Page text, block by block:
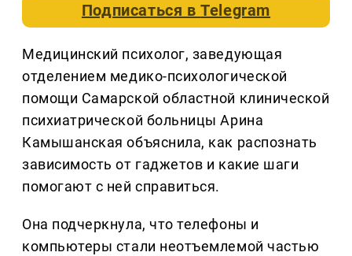
Подписаться вTelegram
Медицинский психолог, заведующая
отделением медико-психологической
помощи Самарской областной клинической
психиатрической больницы Арина
Камышанская объяснила, как распознать
зависимость от гаджетов и какие шаги
помогают с ней справиться.
Она подчеркнула, что телефоны и
компьютеры стали неотъемлемой частью